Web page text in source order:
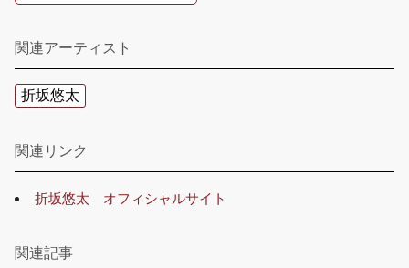
関連アーティスト
折坂悠太
関連リンク
折坂悠太 オフィシャルサイト
関連記事